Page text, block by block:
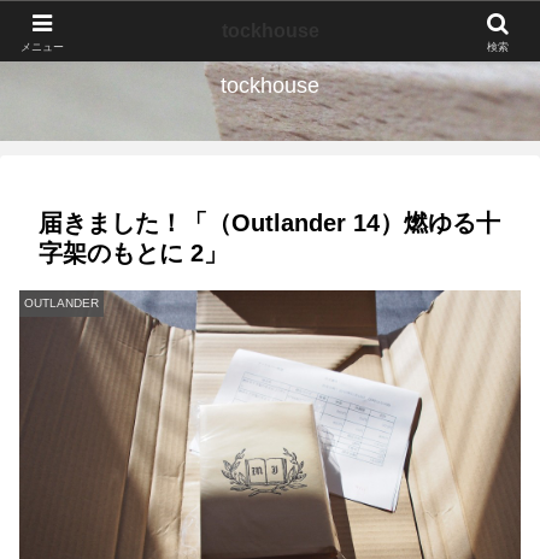
tockhouse
届きました！「（Outlander 14）燃ゆる十
字架のもとに 2」
OUTLANDER
メニュー 検索